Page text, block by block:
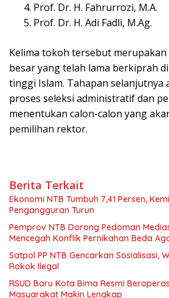
Prof. Dr. H. Fahrurrozi, M.A.
Prof. Dr. H. Adi Fadli, M.Ag.
Kelima tokoh tersebut
besar yang telah lama berkiprah
tinggi Islam. Tahapan selanjutnya
proses seleksi administratif dan
menentukan calon-calon yang
pemilihan rektor.
Berita Terkait
Ekonomi NTB Tumbuh 7,41 Persen,
Pengangguran Turun
Pemprov NTB Dorong Pedoman
Mencegah Konflik Pernikahan Beda
Satpol PP NTB Gencarkan Sosialisasi,
Rokok Ilegal
RSUD Baru Kota Bima Resmi
Masyarakat Makin Lengkap